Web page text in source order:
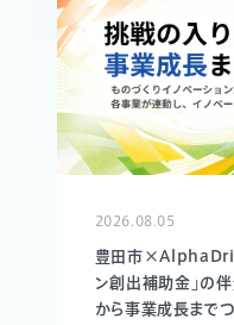
2026.08.05
豊田市×AlphaDrive
ン創出補助金」の
から事業成長まで